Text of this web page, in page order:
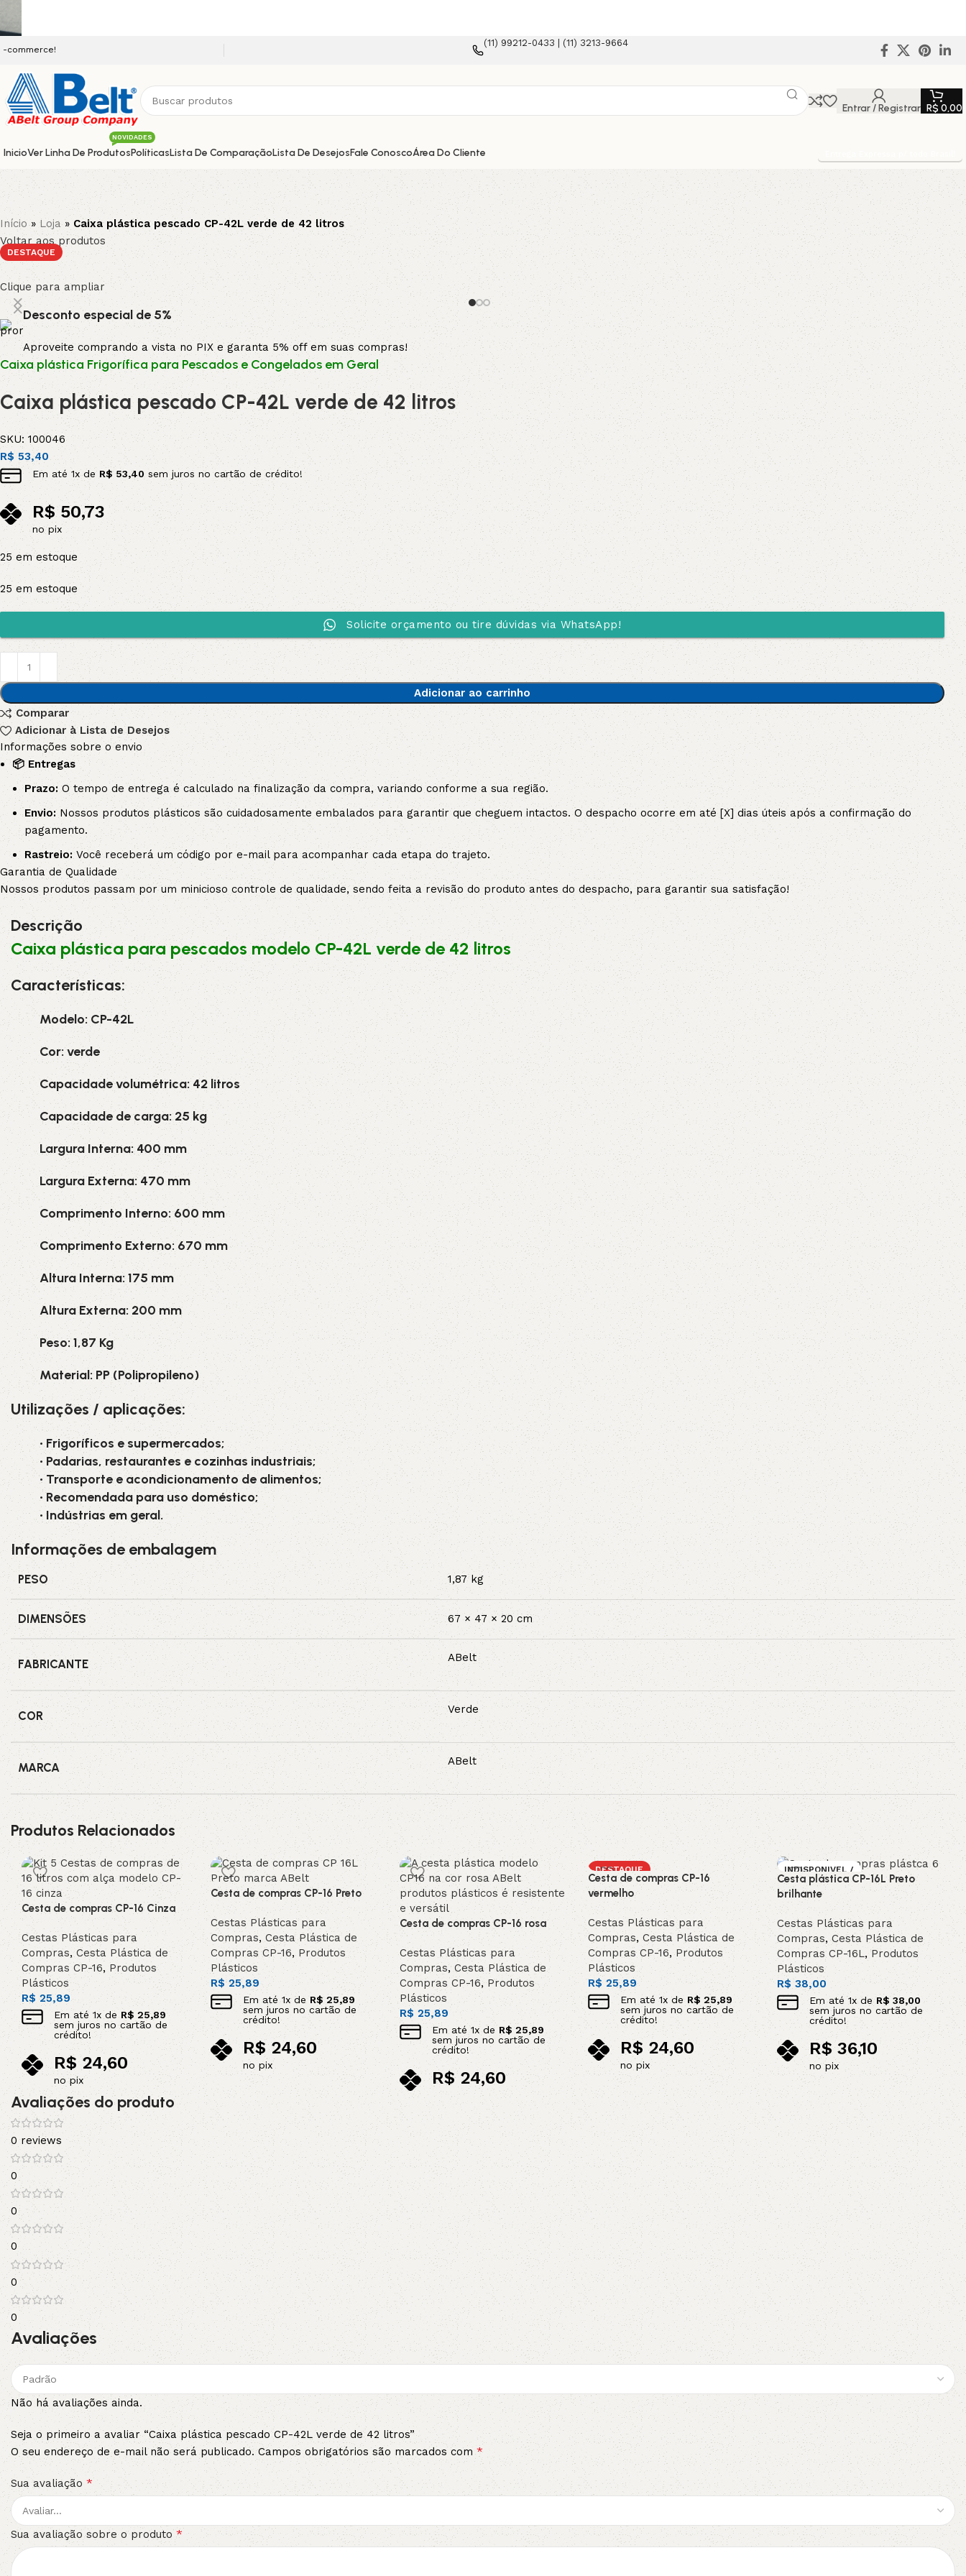
(11) 99212-0433 | (11) 3213-9664
Entrar / Registrar R$ 0,00
InicioVer Linha De Produtos
NOVIDADES
3L 3VX 5V 5VX AA AVX
A AX B BX C CC
CX D PJ PJ PK PK
PL SPA SPB SPC SPZ
XPA XPB XPZ ZX
PolíticasLista De ComparaçãoLista De DesejosFale ConoscoÁrea Do Cliente
Início»Loja» Caixa plástica pescado CP-42L verde de 42 litros
Voltar aos produtos
DESTAQUE
Clique para ampliar
Desconto especial de 5%
Aproveite comprando a vista no PIX e garanta 5% off em suas compras!
Caixa plástica Frigorífica para Pescados e Congelados em Geral
Caixa plástica pescado CP-42L verde de 42 litros
SKU:100046
R$ 53,40
Em até1x deR$53,40sem juros no cartão de crédito!
R$50,73
no pix
25 em estoque
25 em estoque
Solicite orçamento ou tire dúvidas via WhatsApp!
Adicionar ao carrinho
Comparar
Adicionar à Lista de Desejos
Informações sobre o envio
📦 Entregas
Prazo: O tempo de entrega é calculado na finalização da compra, variando conforme a sua região.
Envio:Nossos produtos plásticos são cuidadosamente embalados para garantir que cheguem intactos. O despacho ocorre em até [X] dias úteis após a confirmação do
pagamento.
Rastreio:Você receberá um código por e-mail para acompanhar cada etapa do trajeto.
Garantia de Qualidade
Nossos produtos passam por um minicioso controle de qualidade, sendo feita a revisão do produto antes do despacho, para garantir sua satisfação!
Descrição
Caixa plástica para pescados modelo CP-42L verde de 42 litros
Características:
Modelo: CP-42L
Cor: verde
Capacidade volumétrica: 42 litros
Capacidade de carga: 25 kg
Largura Interna: 400 mm
Largura Externa: 470 mm
Comprimento Interno: 600 mm
Comprimento Externo: 670 mm
Altura Interna: 175 mm
Altura Externa: 200 mm
Peso: 1,87 Kg
Material: PP (Polipropileno)
Utilizações / aplicações:
• Frigoríficos e supermercados;
• Padarias, restaurantes e cozinhas industriais;
• Transporte e acondicionamento de alimentos;
• Recomendada para uso doméstico;
• Indústrias em geral.
Informações de embalagem
PESO 1,87 kg
DIMENSÕES 67 × 47 × 20 cm
FABRICANTE ABelt
COR Verde
MARCA ABelt
Produtos Relacionados
Cesta de compras CP-16 Cinza
Cestas Plásticas para
Compras, Cesta Plástica de
Compras CP-16, Produtos
Plásticos
R$ 25,89
Em até1x deR$ 25,89
sem juros no cartão de
crédito!
R$ 24,60
no pix
Adicionar ao carrinho
Cesta de compras CP-16 Preto
Cestas Plásticas para
Compras, Cesta Plástica de
Compras CP-16, Produtos
Plásticos
R$25,89
Em até1x de R$25,89
sem juros no cartão de
crédito!
R$24,60
no pix
Adicionar ao carrinho
Cesta de compras CP-16 rosa
Cestas Plásticas para
Compras, Cesta Plástica de
Compras CP-16,Produtos
Plásticos
R$ 25,89
Em até1x de R$25,89
sem juros no cartão de
crédito!
R$24,60
no pix
Adicionar ao carrinho
DESTAQUE
Cesta de compras CP-16
vermelho
Cestas Plásticas para
Compras,Cesta Plástica de
Compras CP-16,Produtos
Plásticos
R$ 25,89
Em até1x de R$ 25,89
sem juros no cartão de
crédito!
R$ 24,60
no pix
Adicionar ao carrinho
INDISPONIVEL /
SOB ENCOMEN
DA
Cesta plástica CP-16L Preto
brilhante
Cestas Plásticas para
Compras,Cesta Plástica de
Compras CP-16L,Produtos
Plásticos
R$ 38,00
Em até1x deR$38,00
sem juros no cartão de
crédito!
R$36,10
no pix
Leia mais
Avaliações do produto
0 reviews
0
0
0
0
0
Avaliações
Não há avaliações ainda.
Seja o primeiro a avaliar “Caixa plástica pescado CP-42L verde de 42 litros”
O seu endereço de e-mail não será publicado. Campos obrigatórios são marcados com*
Sua avaliação *
Sua avaliação sobre o produto*